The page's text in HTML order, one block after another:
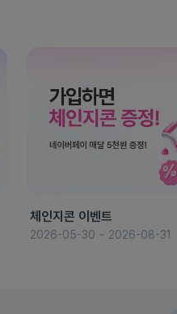
체인지콘 이벤트
2026-05-30 ~ 2026-08-31